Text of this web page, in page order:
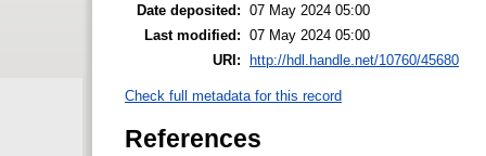
Date deposited: 07 May 2024 05:00
Last modified: 07 May 2024 05:00
URI:
http://hdl.handle.net/10760/45680
Check full metadata for this record
References